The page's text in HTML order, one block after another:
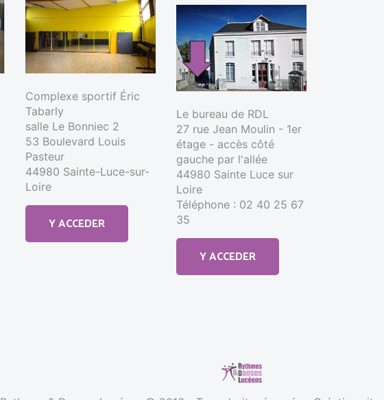
Complexe sportif Éric
Tabarly
salle Le Bonniec 2
53 Boulevard Louis
Pasteur
44980 Sainte-Luce-sur-
Loire
Y ACCEDER
Le bureau de RDL
27 rue Jean Moulin - 1er
étage - accès côté
gauche par l'allée
44980 Sainte Luce sur
Loire
Téléphone : 02 40 25 67
35
Y ACCEDER